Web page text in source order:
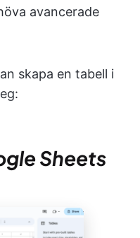
avancerade
skapa en tabell i
Sheets